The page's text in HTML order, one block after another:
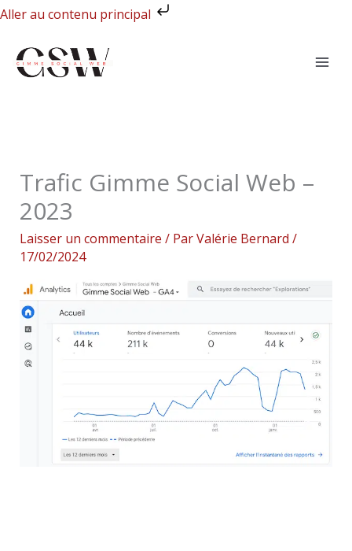
Aller au contenu principal
Aller
contenu
Trafic Gimme Social Web –
2023
Laisser un commentaire / ParValérie Bernard /
17/02/2024